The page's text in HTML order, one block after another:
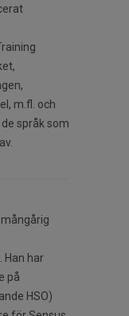
m.fl. och
språk som
Han har
på
HSO)